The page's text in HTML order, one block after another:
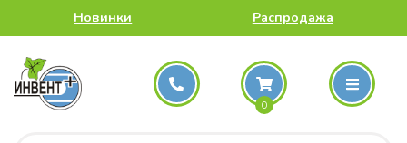
Новинки Распродажа
0